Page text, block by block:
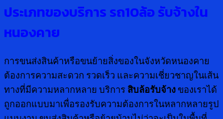
ประเภทของบริการ รถ10ล้อ รับจ้างใน
หนองคาย
การขนส่งสินค้าหรือขนย้ายสิ่งของในจังหวัดหนองคาย
ต้องการความสะดวก รวดเร็ว และความเชี่ยวชาญในเส้น
ทางที่มีความหลากหลาย บริการ สิบล้อรับจ้างของเราได้
ถูกออกแบบมาเพื่อรองรับความต้องการในหลากหลายรูป